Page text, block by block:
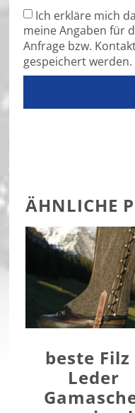
Ich erkläre mich
meine Angaben für
Anfrage bzw.
gespeichert werden.
ÄHNLICHE
beste Filz
Leder